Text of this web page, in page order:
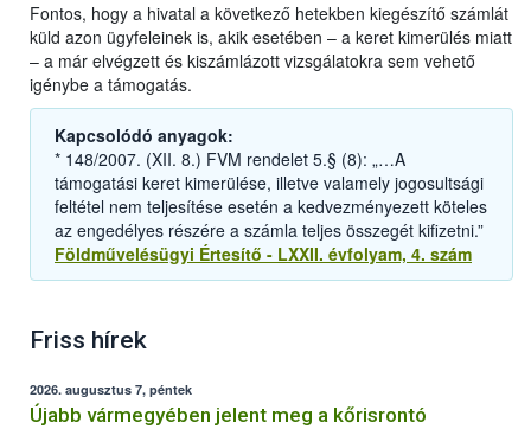
Fontos, hogy a hivatal a következő hetekben kiegészítő számlát
küld azon ügyfeleinek is, akik esetében – a keret kimerülés miatt
– a már elvégzett és kiszámlázott vizsgálatokra sem vehető
igénybe a támogatás.
Kapcsolódó anyagok:
* 148/2007. (XII. 8.) FVM rendelet 5.§ (8): „…A
támogatási keret kimerülése, illetve valamely jogosultsági
feltétel nem teljesítése esetén a kedvezményezett köteles
az engedélyes részére a számla teljes összegét kifizetni.”
Földművelésügyi Értesítő - LXXII. évfolyam, 4. szám
Friss hírek
2026. augusztus 7, péntek
Újabb vármegyében jelent meg a kőrisrontó